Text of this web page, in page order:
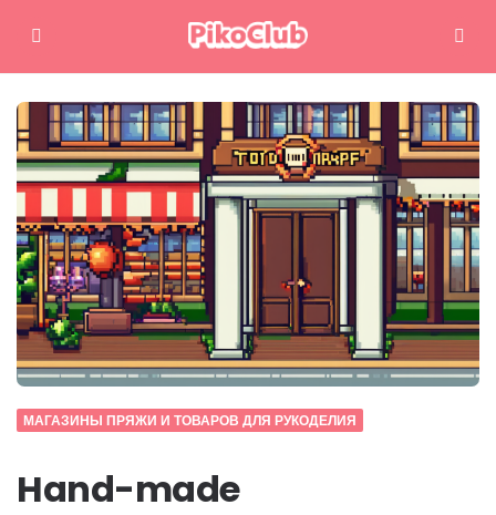
Меню Поиск
МАГАЗИНЫ ПРЯЖИ И ТОВАРОВ ДЛЯ РУКОДЕЛИЯ
Hand-made